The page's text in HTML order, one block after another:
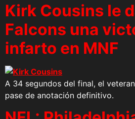
Kirk Cousins le
Falcons una
infarto en MNF
A 34 segundos del final, el
pase de anotación definitivo.